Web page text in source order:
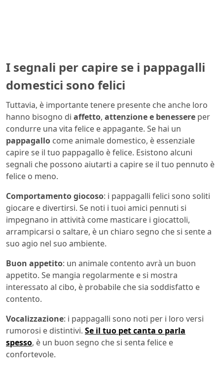
I segnali per capire se i pappagalli
domestici sono felici
Tuttavia, è importante tenere presente che anche loro
hanno bisogno di affetto, attenzione e benessere per
condurre una vita felice e appagante. Se hai un
pappagallo come animale domestico, è essenziale
capire se il tuo pappagallo è felice. Esistono alcuni
segnali che possono aiutarti a capire se il tuo pennuto è
felice o meno.
Comportamento giocoso: i pappagalli felici sono soliti
giocare e divertirsi. Se noti i tuoi amici pennuti si
impegnano in attività come masticare i giocattoli,
arrampicarsi o saltare, è un chiaro segno che si sente a
suo agio nel suo ambiente.
Buon appetito: un animale contento avrà un buon
appetito. Se mangia regolarmente e si mostra
interessato al cibo, è probabile che sia soddisfatto e
contento.
Vocalizzazione: i pappagalli sono noti per i loro versi
rumorosi e distintivi. Se il tuo pet canta o parla
spesso, è un buon segno che si senta felice e
confortevole.